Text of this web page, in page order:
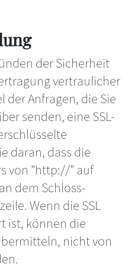
der Sicherheit
vertraulicher
der Anfragen, die Sie
senden, eine SSL-
daran, dass die
von "http://" auf
dem Schloss-
Wenn die SSL
ist, können die
nicht von